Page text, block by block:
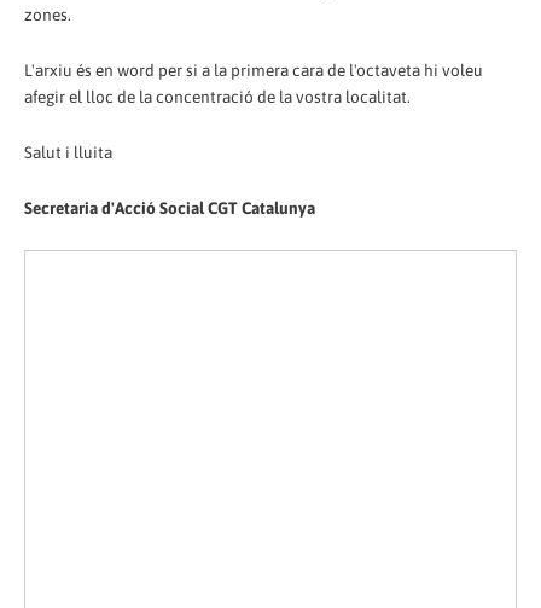
zones.
L'arxiu és en word per si a la primera cara de l'octaveta hi voleu
afegir el lloc de la concentració de la vostra localitat.
Salut i lluita
Secretaria d'Acció Social CGT Catalunya